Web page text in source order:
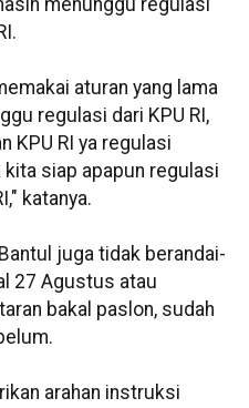
menunggu regulasi
aturan yang lama
regulasi dari KPU RI,
KPU RI ya regulasi
siap apapun regulasi
katanya.
juga tidak berandai-
27 Agustus atau
bakal paslon, sudah
arahan instruksi